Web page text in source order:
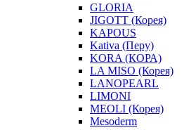
GLORIA
JIGOTT (Корея)
KAPOUS
Kativa (Перу)
KORA (КОРА)
LA MISO (Корея)
LANOPEARL
LIMONI
MEOLI (Корея)
Mesoderm